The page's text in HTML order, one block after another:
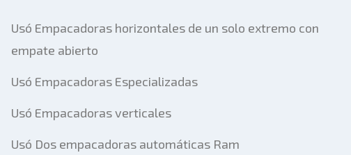
Usó Empacadoras horizontales de un solo extremo con
empate abierto
Usó Empacadoras Especializadas
Usó Empacadoras verticales
Usó Dos empacadoras automáticas Ram